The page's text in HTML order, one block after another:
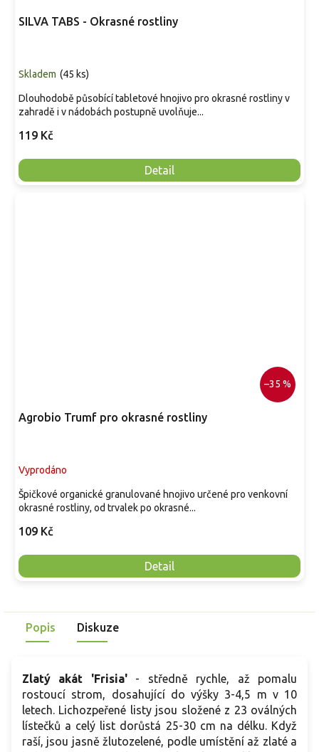
SILVA TABS - Okrasné rostliny
Skladem (45 ks)
119 Kč
Detail
Dlouhodobě působící tabletové hnojivo pro okrasné rostliny v
zahradě i v nádobách postupně uvolňuje...
–35 %
Agrobio Trumf pro okrasné rostliny
Vyprodáno
109 Kč
Detail
Špičkové organické granulované hnojivo určené pro venkovní
okrasné rostliny, od trvalek po okrasné...
Popis Diskuze
Zlatý akát 'Frisia'- středně rychle, až pomalu
rostoucí strom, dosahující do výšky 3-4,5 m v 10
letech. Lichozpeřené listy jsou složené z 23 oválných
lístečků a celý list dorůstá 25-30 cm na délku. Když
raší, jsou jasně žlutozelené, podle umístění až zlaté a